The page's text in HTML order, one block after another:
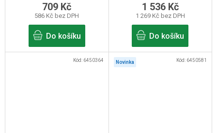
586 Kč bez DPH
709 Kč
Do košíku
1 269 Kč bez DPH
1 536 Kč
Do košíku
Kód: 6450364 Novinka Kód: 6450581